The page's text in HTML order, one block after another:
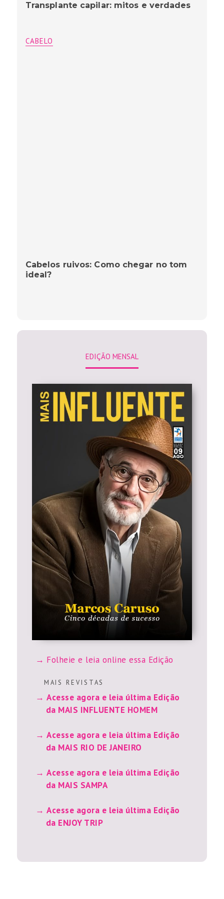
Transplante capilar: mitos e verdades
CABELO
Cabelos ruivos: Como chegar no tom
ideal?
EDIÇÃO MENSAL
Folheie e leia online essa Edição
M A I S R E V I S T A S
Acesse agora e leia última Edição
da MAIS INFLUENTE HOMEM
Acesse agora e leia última Edição
da MAIS RIO DE JANEIRO
Acesse agora e leia última Edição
da MAIS SAMPA
Acesse agora e leia última Edição
da ENJOY TRIP